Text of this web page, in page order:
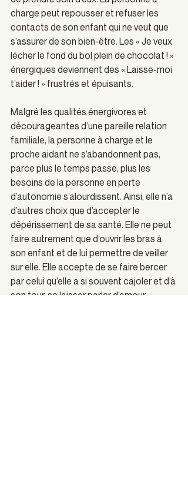
charge peut repousser et refuser les
contacts de son enfant qui ne veut que
s’assurer de son bien-être. Les « Je veux
lécher le fond du bol plein de chocolat ! »
énergiques deviennent des « Laisse-moi
t’aider ! » frustrés et épuisants.
Malgré les qualités énergivores et
décourageantes d’une pareille relation
familiale, la personne à charge et le
proche aidant ne s’abandonnent pas,
parce plus le temps passe, plus les
besoins de la personne en perte
d’autonomie s’alourdissent. Ainsi, elle n’a
d’autres choix que d’accepter le
dépérissement de sa santé. Elle ne peut
faire autrement que d’ouvrir les bras à
son enfant et de lui permettre de veiller
sur elle. Elle accepte de se faire bercer
par celui qu’elle a si souvent cajoler et d’à
son tour, se laisser parler d’amour.